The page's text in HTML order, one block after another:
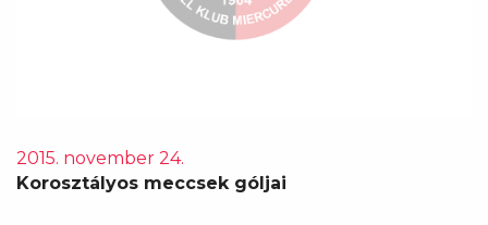
2015. november 24.
Korosztályos meccsek góljai